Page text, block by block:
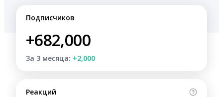
Подписчиков
+682,000
За 3 месяца: +2,000
Реакций